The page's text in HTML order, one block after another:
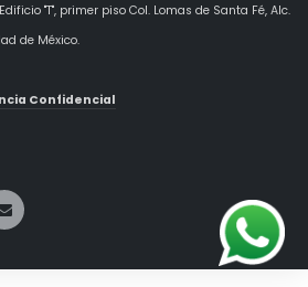
"T", primer piso Col. Lomas de Santa Fé, Alc.
de México.
Confidencial